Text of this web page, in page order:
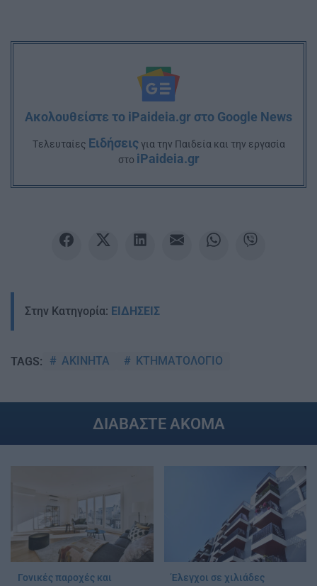
Ακολουθείστε το iPaideia.gr στο Google News
Tελευταίες Ειδήσειςγια την Παιδεία και την εργασία
στο iPaideia.gr
Στην Κατηγορία: ΕΙΔΗΣΕΙΣ
TAGS: ΑΚΙΝΗΤΑ ΚΤΗΜΑΤΟΛΟΓΙΟ
ΔΙΑΒΑΣΤΕ ΑΚΟΜΑ
Γονικές παροχές και
Έλεγχοι σε χιλιάδες